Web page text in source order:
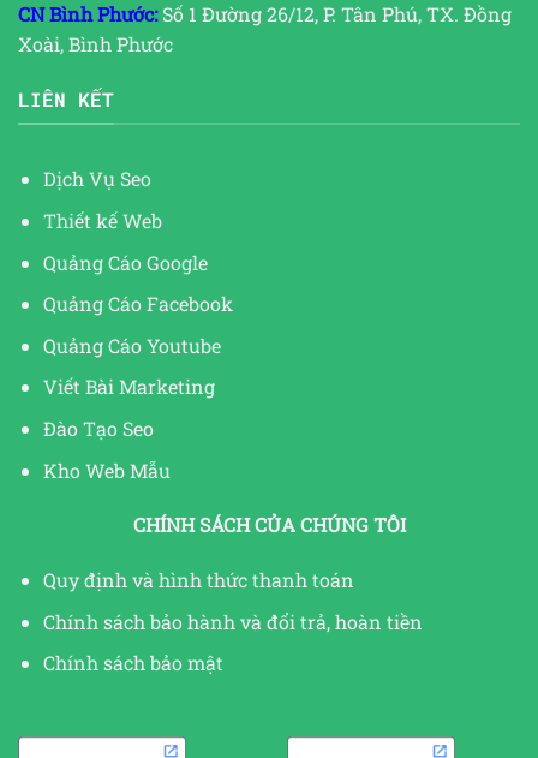
CN Bình Phước:Số 1 Đường 26/12, P. Tân Phú, TX. Đồng
Xoài, Bình Phước
LIÊN KẾT
Dịch Vụ Seo
Thiết kế Web
Quảng Cáo Google
Quảng Cáo Facebook
Quảng Cáo Youtube
Viết Bài Marketing
Đào Tạo Seo
Kho Web Mẫu
CHÍNH SÁCH CỦA CHÚNG TÔI
Quy định và hình thức thanh toán
Chính sách bảo hành và đổi trả, hoàn tiền
Chính sách bảo mật